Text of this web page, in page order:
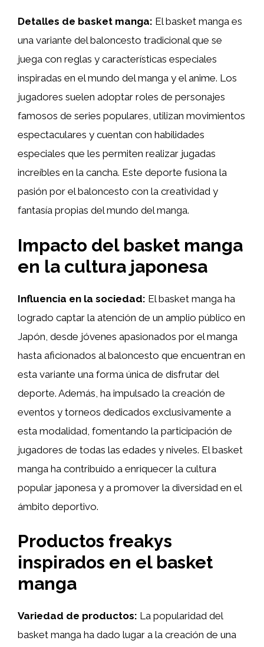
Detalles de basket manga: El basket manga es
una variante del baloncesto tradicional que se
juega con reglas y características especiales
inspiradas en el mundo del manga y el anime. Los
jugadores suelen adoptar roles de personajes
famosos de series populares, utilizan movimientos
espectaculares y cuentan con habilidades
especiales que les permiten realizar jugadas
increíbles en la cancha. Este deporte fusiona la
pasión por el baloncesto con la creatividad y
fantasía propias del mundo del manga.
Impacto del basket manga
en la cultura japonesa
Influencia en la sociedad: El basket manga ha
logrado captar la atención de un amplio público en
Japón, desde jóvenes apasionados por el manga
hasta aficionados al baloncesto que encuentran en
esta variante una forma única de disfrutar del
deporte. Además, ha impulsado la creación de
eventos y torneos dedicados exclusivamente a
esta modalidad, fomentando la participación de
jugadores de todas las edades y niveles. El basket
manga ha contribuido a enriquecer la cultura
popular japonesa y a promover la diversidad en el
ámbito deportivo.
Productos freakys
inspirados en el basket
manga
Variedad de productos: La popularidad del
basket manga ha dado lugar a la creación de una